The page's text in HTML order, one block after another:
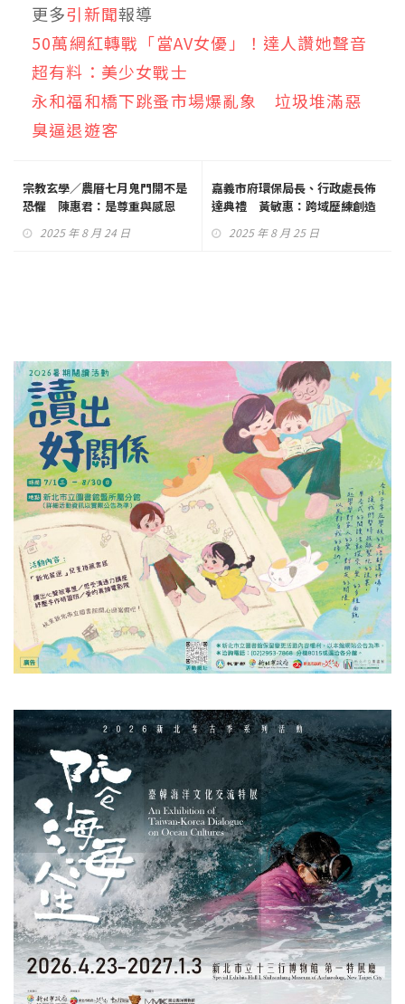
更多引新聞報導
50萬網紅轉戰「當AV女優」！達人讚她聲音
超有料：美少女戰士
永和福和橋下跳蚤市場爆亂象 垃圾堆滿惡
臭逼退遊客
宗教玄學／農曆七月鬼門開不是
恐懼 陳惠君：是尊重與感恩
2025 年 8 月 24 日
嘉義市府環保局長、行政處長佈
達典禮 黃敏惠：跨域歷練創造
2025 年 8 月 25 日